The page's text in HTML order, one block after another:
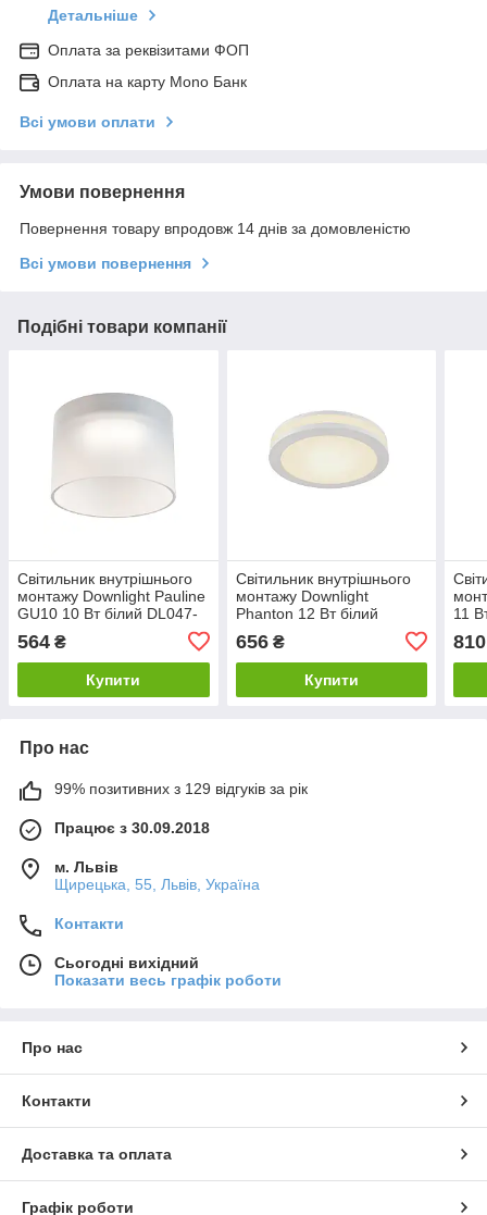
Детальніше
Оплата за реквізитами ФОП
Оплата на карту Mono Банк
Всі умови оплати
Умови повернення
Повернення товару впродовж 14 днів за домовленістю
Всі умови повернення
Подібні товари компанії
Світильник внутрішнього
монтажу Downlight Pauline
GU10 10 Вт білий DL047-
564 ₴
Купити
Світильник внутрішнього
монтажу Downlight
Phanton 12 Вт білий
DL2001-L12W MAYTONI
656₴
Купити
11
810
Про нас
99% позитивних з 129 відгуків за рік
Працює з 30.09.2018
м. Львів
Щирецька, 55, Львів, Україна
Контакти
Сьогодні вихідний
Показати весь графік роботи
Про нас
Контакти
Доставка та оплата
Графік роботи